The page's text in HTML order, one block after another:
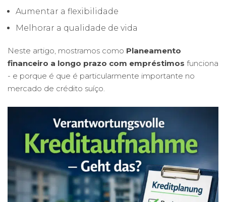
Aumentar a flexibilidade
Melhorar a qualidade de vida
Neste artigo, mostramos como Planeamento
financeiro a longo prazo com empréstimos funciona
- e porque é que é particularmente importante no
mercado de crédito suíço.